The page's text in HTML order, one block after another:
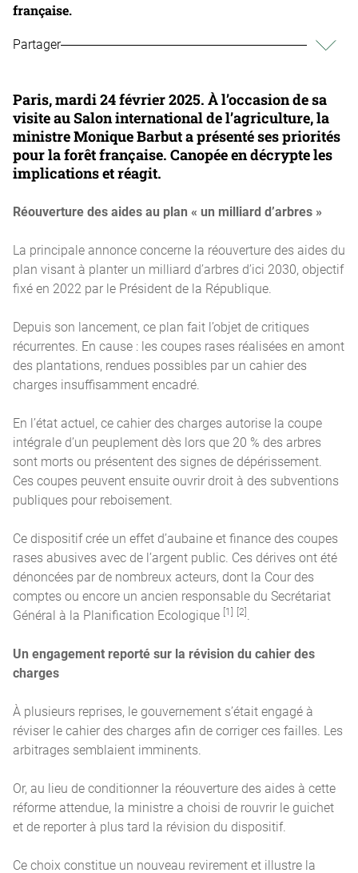
française.
Partager
Paris, mardi 24 février 2025. À l’occasion de sa
visite au Salon international de l’agriculture, la
ministre Monique Barbut a présenté ses priorités
pour la forêt française. Canopée en décrypte les
implications et réagit.
Réouverture des aides au plan « un milliard d’arbres »
La principale annonce concerne la réouverture des aides du
plan visant à planter un milliard d’arbres d’ici 2030, objectif
fixé en 2022 par le Président de la République.
Depuis son lancement, ce plan fait l’objet de critiques
récurrentes. En cause : les coupes rases réalisées en amont
des plantations, rendues possibles par un cahier des
charges insuffisamment encadré.
En l’état actuel, ce cahier des charges autorise la coupe
intégrale d’un peuplement dès lors que 20 % des arbres
sont morts ou présentent des signes de dépérissement.
Ces coupes peuvent ensuite ouvrir droit à des subventions
publiques pour reboisement.
Ce dispositif crée un effet d’aubaine et finance des coupes
rases abusives avec de l’argent public. Ces dérives ont été
dénoncées par de nombreux acteurs, dont la Cour des
comptes ou encore un ancien responsable du Secrétariat
Général à la Planification Ecologique [1] [2]
Un engagement reporté sur la révision du cahier des
charges
À plusieurs reprises, le gouvernement s’était engagé à
réviser le cahier des charges afin de corriger ces failles. Les
arbitrages semblaient imminents.
Or, au lieu de conditionner la réouverture des aides à cette
réforme attendue, la ministre a choisi de rouvrir le guichet
et de reporter à plus tard la révision du dispositif.
Ce choix constitue un nouveau revirement et illustre la